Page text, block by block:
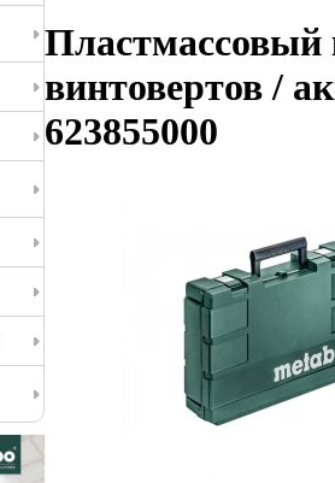
винтовертов /
623855000